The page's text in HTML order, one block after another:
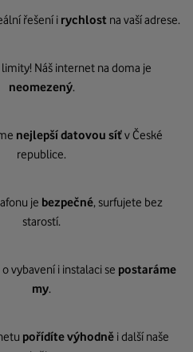
řešení i rychlost na vaší adrese.
Náš internet na doma je
neomezený.
nejlepší datovou síťv České
republice.
je bezpečné, surfujete bez
starostí.
vybavení i instalaci se postaráme
my.
pořídíte výhodně i další naše